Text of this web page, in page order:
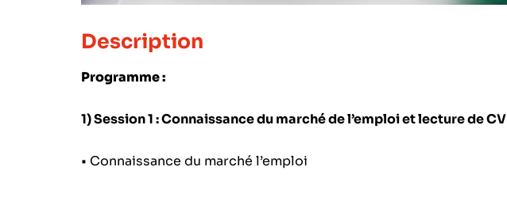
Description
Programme :
1) Session 1 : Connaissance du marché de l’emploi et lecture de CV
• Connaissance du marché l’emploi